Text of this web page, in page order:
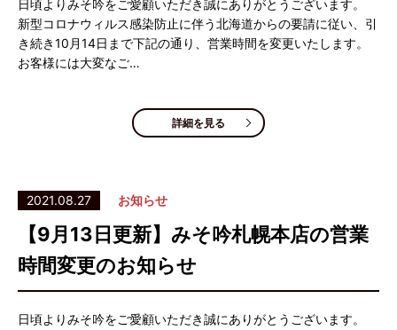
日頃よりみそ吟をご愛顧いただき誠にありがとうございます。
新型コロナウィルス感染防止に伴う北海道からの要請に従い、引
き続き10月14日まで下記の通り、営業時間を変更いたします。
お客様には大変なご…
詳細を見る
2021.08.27 お知らせ
【9月13日更新】みそ吟札幌本店の営業
時間変更のお知らせ
日頃よりみそ吟をご愛顧いただき誠にありがとうございます。